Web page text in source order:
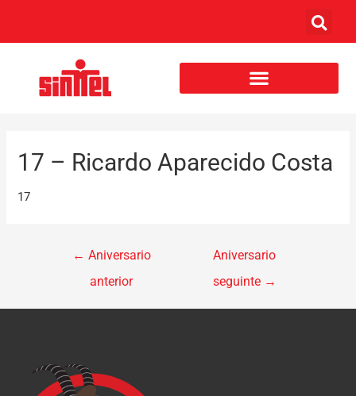
17 – Ricardo Aparecido Costa
17
← Aniversario
anterior
Aniversario
seguinte →